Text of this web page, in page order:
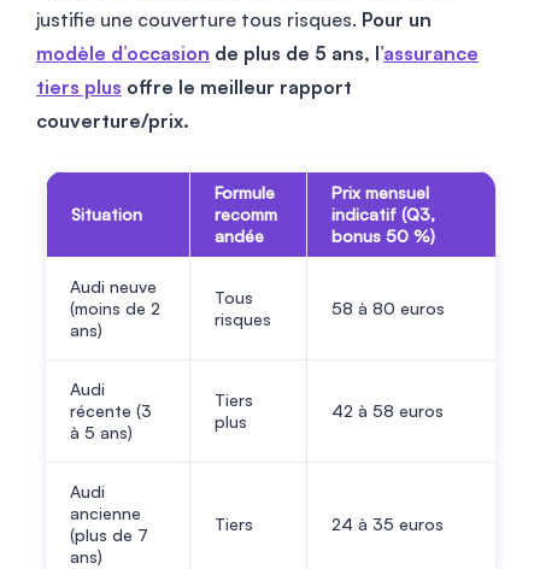
justifie une couverture tous risques. Pour un
modèle d’occasion de plus de 5 ans, l’assurance
tiers plus offre le meilleur rapport
couverture/prix.
Situation
Formule
recomm
andée
Prix mensuel
indicatif (Q3,
bonus 50 %)
Audi neuve
(moins de 2
ans)
Tous
risques
58 à 80 euros
Audi
récente (3
à 5 ans)
Tiers
plus
42 à 58 euros
Audi
ancienne
(plus de 7
ans)
Tiers 24 à 35 euros